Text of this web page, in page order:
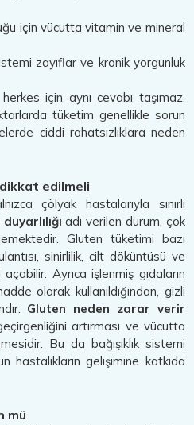
için vücutta vitamin ve mineral
zayıflar ve kronik yorgunluk
için aynı cevabı taşımaz.
tüketim genellikle sorun
ciddi rahatsızlıklara neden
edilmeli
çölyak hastalarıyla sınırlı
adı verilen durum, çok
Gluten tüketimi bazı
sinirlilik, cilt döküntüsü ve
Ayrıca işlenmiş gıdaların
olarak kullanıldığından, gizli
Gluten neden zarar verir
artırması ve vücutta
Bu da bağışıklık sistemi
hastalıkların gelişimine katkıda
mü